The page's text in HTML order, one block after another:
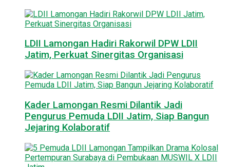
LDII Lamongan Hadiri Rakorwil DPW LDII
Jatim, Perkuat Sinergitas Organisasi
Kader Lamongan Resmi Dilantik Jadi
Pengurus Pemuda LDII Jatim, Siap Bangun
Jejaring Kolaboratif